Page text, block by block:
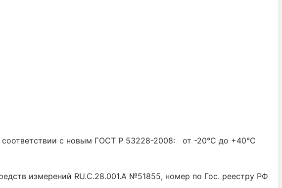
соответствии с новым ГОСТ P 53228-2008: от -20°С до +40°С
измерений RU.C.28.001.A №51855, номер по Гос. реестру РФ